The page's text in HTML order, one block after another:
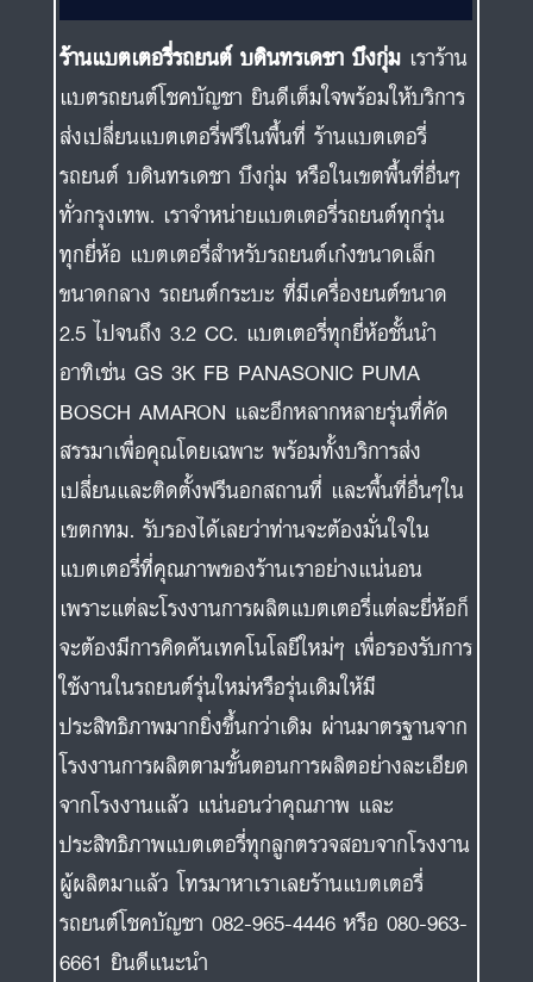
ร้านแบตเตอรี่รถยนต์ บดินทรเดชา บึงกุ่ม เราร้าน
แบตรถยนต์โชคบัญชา ยินดีเต็มใจพร้อมให้บริการ
ส่งเปลี่ยนแบตเตอรี่ฟรีในพื้นที่ ร้านแบตเตอรี่
รถยนต์ บดินทรเดชา บึงกุ่ม หรือในเขตพื้นที่อื่นๆ
ทั่วกรุงเทพ. เราจำหน่ายแบตเตอรี่รถยนต์ทุกรุ่น
ทุกยี่ห้อ แบตเตอรี่สำหรับรถยนต์เก๋งขนาดเล็ก
ขนาดกลาง รถยนต์กระบะ ที่มีเครื่องยนต์ขนาด
2.5 ไปจนถึง 3.2 CC. แบตเตอรี่ทุกยี่ห้อชั้นนำ
อาทิเช่น GS 3K FB PANASONIC PUMA
BOSCH AMARON และอีกหลากหลายรุ่นที่คัด
สรรมาเพื่อคุณโดยเฉพาะ พร้อมทั้งบริการส่ง
เปลี่ยนและติดตั้งฟรีนอกสถานที่ และพื้นที่อื่นๆใน
เขตกทม. รับรองได้เลยว่าท่านจะต้องมั่นใจใน
แบตเตอรี่ที่คุณภาพของร้านเราอย่างแน่นอน
เพราะแต่ละโรงงานการผลิตแบตเตอรี่แต่ละยี่ห้อก็
จะต้องมีการคิดค้นเทคโนโลยีใหม่ๆ เพื่อรองรับการ
ใช้งานในรถยนต์รุ่นใหม่หรือรุ่นเดิมให้มี
ประสิทธิภาพมากยิ่งขึ้นกว่าเดิม ผ่านมาตรฐานจาก
โรงงานการผลิตตามขั้นตอนการผลิตอย่างละเอียด
จากโรงงานแล้ว แน่นอนว่าคุณภาพ และ
ประสิทธิภาพแบตเตอรี่ทุกลูกตรวจสอบจากโรงงาน
ผู้ผลิตมาแล้ว โทรมาหาเราเลยร้านแบตเตอรี่
รถยนต์โชคบัญชา 082-965-4446 หรือ 080-963-
6661 ยินดีแนะนำ